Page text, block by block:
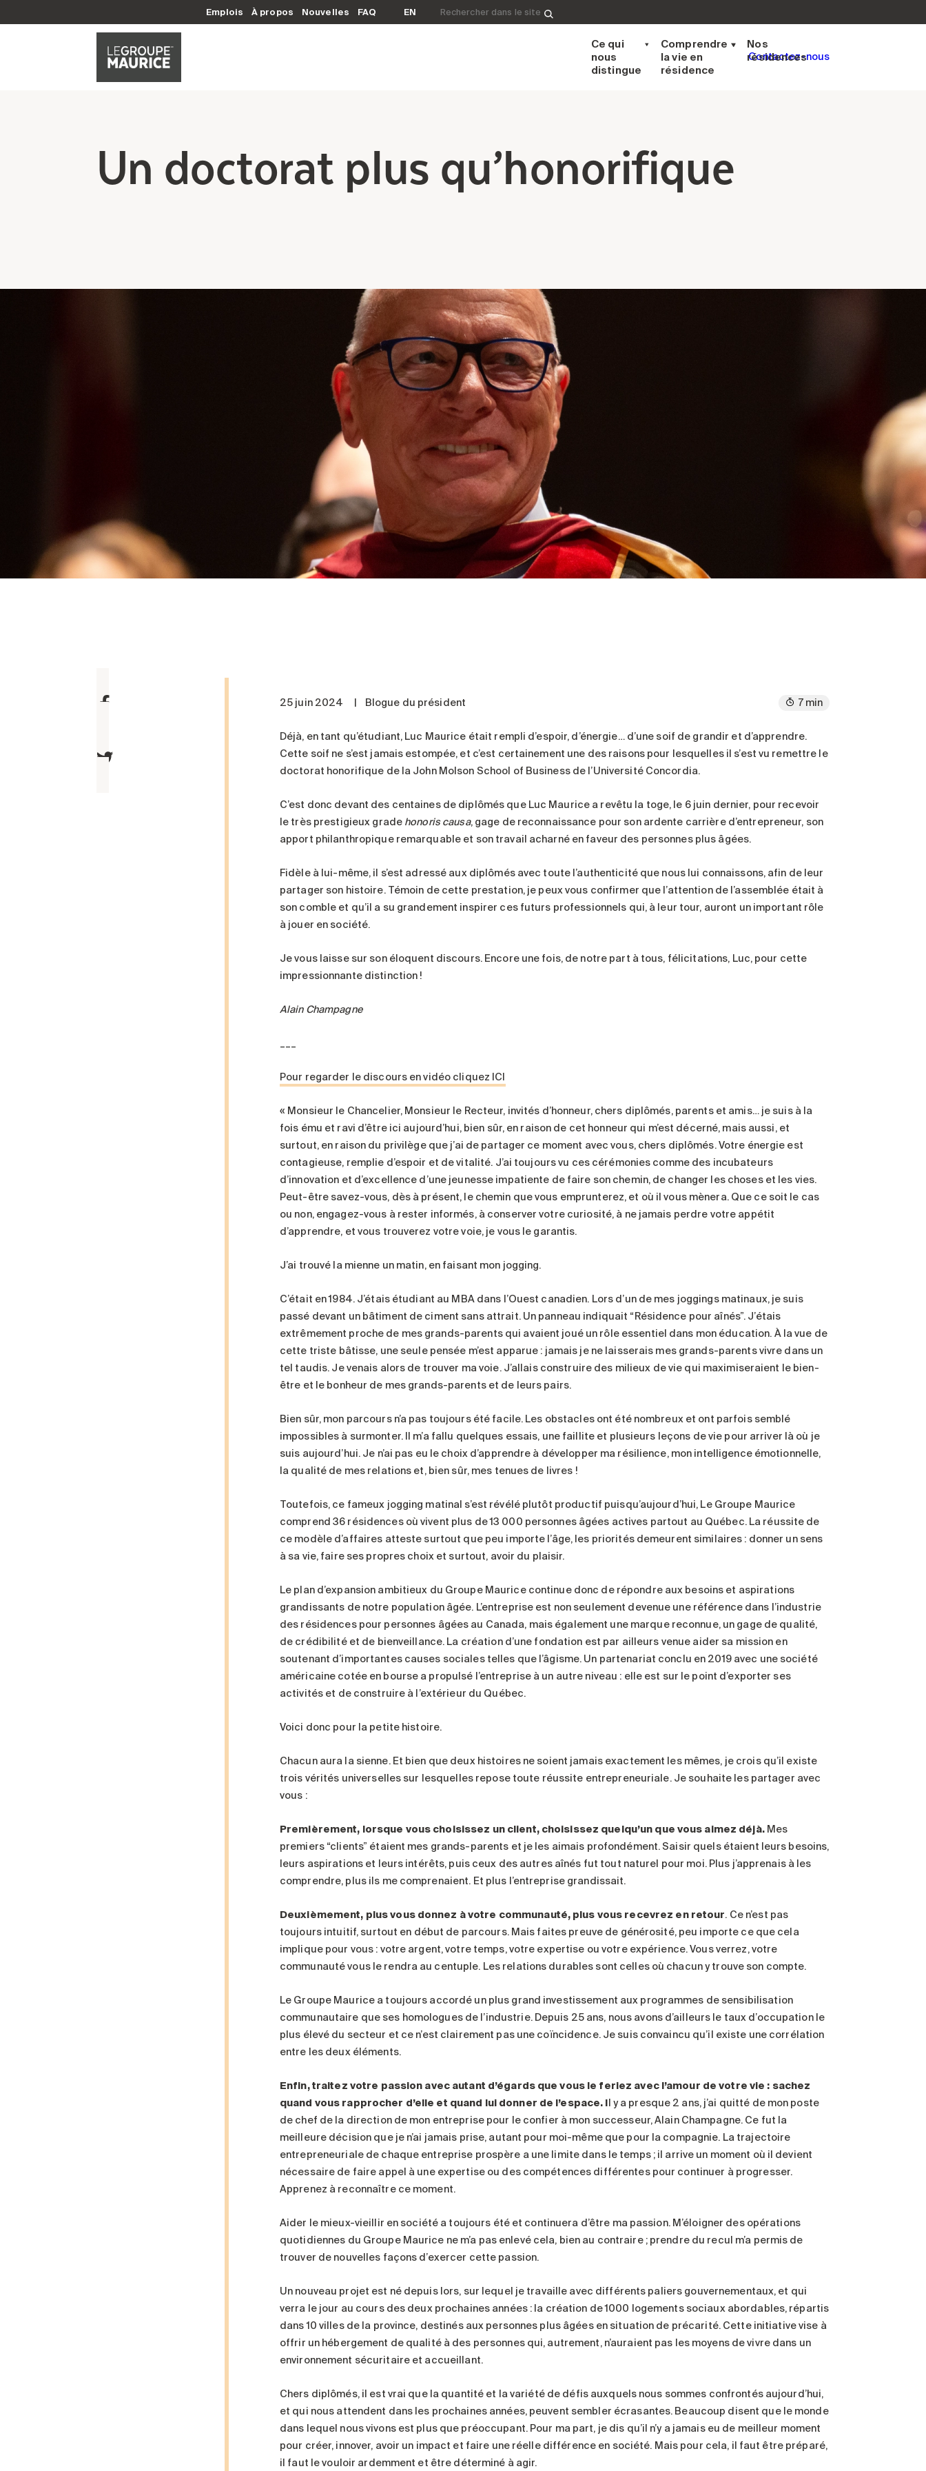
Emplois À propos Nouvelles FAQ EN Rechercher&nbsp;:
Ce qui
nous
distingue
Comprendre
la vie en
résidence
Nos
résidences
Contactez-nous
Un doctorat plus qu’honorifique
25 juin 2024 Blogue du président 7 min
Déjà, en tant qu’étudiant, Luc Maurice était rempli d’espoir, d’énergie… d’une soif de grandir et d’apprendre.
Cette soif ne s’est jamais estompée, et c’est certainement une des raisons pour lesquelles il s’est vu remettre le
doctorat honorifique de la John Molson School of Business de l’Université Concordia.
C’est donc devant des centaines de diplômés que Luc Maurice a revêtu la toge, le 6 juin dernier, pour recevoir
le très prestigieux grade honoris causa, gage de reconnaissance pour son ardente carrière d’entrepreneur, son
apport philanthropique remarquable et son travail acharné en faveur des personnes plus âgées.
Fidèle à lui-même, il s’est adressé aux diplômés avec toute l’authenticité que nous lui connaissons, afin de leur
partager son histoire. Témoin de cette prestation, je peux vous confirmer que l’attention de l’assemblée était à
son comble et qu’il a su grandement inspirer ces futurs professionnels qui, à leur tour, auront un important rôle
à jouer en société.
Je vous laisse sur son éloquent discours. Encore une fois, de notre part à tous, félicitations, Luc, pour cette
impressionnante distinction !
Alain Champagne
Pour regarder le discours en vidéo cliquez ICI
« Monsieur le Chancelier, Monsieur le Recteur, invités d’honneur, chers diplômés, parents et amis… je suis à la
fois ému et ravi d’être ici aujourd’hui, bien sûr, en raison de cet honneur qui m’est décerné, mais aussi, et
surtout, en raison du privilège que j’ai de partager ce moment avec vous, chers diplômés. Votre énergie est
contagieuse, remplie d’espoir et de vitalité. J’ai toujours vu ces cérémonies comme des incubateurs
d’innovation et d’excellence d’une jeunesse impatiente de faire son chemin, de changer les choses et les vies.
Peut-être savez-vous, dès à présent, le chemin que vous emprunterez, et où il vous mènera. Que ce soit le cas
ou non, engagez-vous à rester informés, à conserver votre curiosité, à ne jamais perdre votre appétit
d’apprendre, et vous trouverez votre voie, je vous le garantis.
J’ai trouvé la mienne un matin, en faisant mon jogging.
C’était en 1984. J’étais étudiant au MBA dans l’Ouest canadien. Lors d’un de mes joggings matinaux, je suis
passé devant un bâtiment de ciment sans attrait. Un panneau indiquait “Résidence pour aînés”. J’étais
extrêmement proche de mes grands-parents qui avaient joué un rôle essentiel dans mon éducation. À la vue de
cette triste bâtisse, une seule pensée m’est apparue : jamais je ne laisserais mes grands-parents vivre dans un
tel taudis. Je venais alors de trouver ma voie. J’allais construire des milieux de vie qui maximiseraient le bien-
être et le bonheur de mes grands-parents et de leurs pairs.
Bien sûr, mon parcours n’a pas toujours été facile. Les obstacles ont été nombreux et ont parfois semblé
impossibles à surmonter. Il m’a fallu quelques essais, une faillite et plusieurs leçons de vie pour arriver là où je
suis aujourd’hui. Je n’ai pas eu le choix d’apprendre à développer ma résilience, mon intelligence émotionnelle,
la qualité de mes relations et, bien sûr, mes tenues de livres !
Toutefois, ce fameux jogging matinal s’est révélé plutôt productif puisqu’aujourd’hui, Le Groupe Maurice
comprend 36 résidences où vivent plus de 13 000 personnes âgées actives partout au Québec. La réussite de
ce modèle d’affaires atteste surtout que peu importe l’âge, les priorités demeurent similaires : donner un sens
à sa vie, faire ses propres choix et surtout, avoir du plaisir.
Le plan d’expansion ambitieux du Groupe Maurice continue donc de répondre aux besoins et aspirations
grandissants de notre population âgée. L’entreprise est non seulement devenue une référence dans l’industrie
des résidences pour personnes âgées au Canada, mais également une marque reconnue, un gage de qualité,
de crédibilité et de bienveillance. La création d’une fondation est par ailleurs venue aider sa mission en
soutenant d’importantes causes sociales telles que l’âgisme. Un partenariat conclu en 2019 avec une société
américaine cotée en bourse a propulsé l’entreprise à un autre niveau : elle est sur le point d’exporter ses
activités et de construire à l’extérieur du Québec.
Voici donc pour la petite histoire.
Chacun aura la sienne. Et bien que deux histoires ne soient jamais exactement les mêmes, je crois qu’il existe
trois vérités universelles sur lesquelles repose toute réussite entrepreneuriale. Je souhaite les partager avec
vous :
Premièrement, lorsque vous choisissez un client, choisissez quelqu’un que vous aimez déjà. Mes
premiers “clients” étaient mes grands-parents et je les aimais profondément. Saisir quels étaient leurs besoins,
leurs aspirations et leurs intérêts, puis ceux des autres aînés fut tout naturel pour moi. Plus j’apprenais à les
comprendre, plus ils me comprenaient. Et plus l’entreprise grandissait.
Deuxièmement, plus vous donnez à votre communauté, plus vous recevrez en retour. Ce n’est pas
toujours intuitif, surtout en début de parcours. Mais faites preuve de générosité, peu importe ce que cela
implique pour vous : votre argent, votre temps, votre expertise ou votre expérience. Vous verrez, votre
communauté vous le rendra au centuple. Les relations durables sont celles où chacun y trouve son compte.
Le Groupe Maurice a toujours accordé un plus grand investissement aux programmes de sensibilisation
communautaire que ses homologues de l’industrie. Depuis 25 ans, nous avons d’ailleurs le taux d’occupation le
plus élevé du secteur et ce n’est clairement pas une coïncidence. Je suis convaincu qu’il existe une corrélation
entre les deux éléments.
Enfin, traitez votre passion avec autant d’égards que vous le feriez avec l’amour de votre vie : sachez
quand vous rapprocher d’elle et quand lui donner de l’espace. I l y a presque 2 ans, j’ai quitté de mon poste
de chef de la direction de mon entreprise pour le confier à mon successeur, Alain Champagne. Ce fut la
meilleure décision que je n’ai jamais prise, autant pour moi-même que pour la compagnie. La trajectoire
entrepreneuriale de chaque entreprise prospère a une limite dans le temps ; il arrive un moment où il devient
nécessaire de faire appel à une expertise ou des compétences différentes pour continuer à progresser.
Apprenez à reconnaître ce moment.
Aider le mieux-vieillir en société a toujours été et continuera d’être ma passion. M’éloigner des opérations
quotidiennes du Groupe Maurice ne m’a pas enlevé cela, bien au contraire ; prendre du recul m’a permis de
trouver de nouvelles façons d’exercer cette passion.
Un nouveau projet est né depuis lors, sur lequel je travaille avec différents paliers gouvernementaux, et qui
verra le jour au cours des deux prochaines années : la création de 1000 logements sociaux abordables, répartis
dans 10 villes de la province, destinés aux personnes plus âgées en situation de précarité. Cette initiative vise à
offrir un hébergement de qualité à des personnes qui, autrement, n’auraient pas les moyens de vivre dans un
environnement sécuritaire et accueillant.
Chers diplômés, il est vrai que la quantité et la variété de défis auxquels nous sommes confrontés aujourd’hui,
et qui nous attendent dans les prochaines années, peuvent sembler écrasantes. Beaucoup disent que le monde
dans lequel nous vivons est plus que préoccupant. Pour ma part, je dis qu’il n’y a jamais eu de meilleur moment
pour créer, innover, avoir un impact et faire une réelle différence en société. Mais pour cela, il faut être préparé,
il faut le vouloir ardemment et être déterminé à agir.